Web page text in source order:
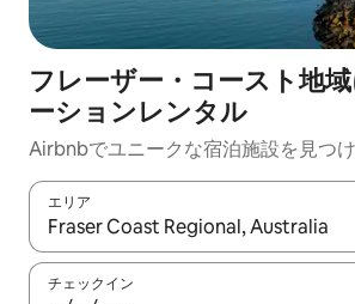
フレーザー・コースト地
ーションレンタル
Airbnbでユニークな宿泊施設を見つ
エリア
検索結果が表示されたら、上下の矢印
チェックイン